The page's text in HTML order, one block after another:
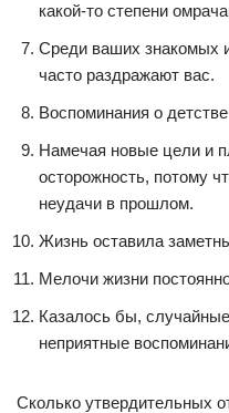
какой-то степени
Среди ваших знакомых
часто раздражают вас.
Воспоминания о
Намечая новые цели и
осторожность, потому
неудачи в прошлом.
Жизнь оставила
Мелочи жизни
Казалось бы,
неприятные
Сколько утвердительных